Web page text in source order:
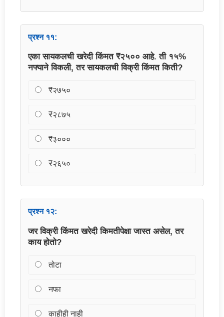
प्रश्न ११:
एका सायकलची खरेदी किंमत ₹२५०० आहे. ती १५%
नफ्याने विकली, तर सायकलची विक्री किंमत किती?
₹२७५०
₹२८७५
₹३०००
₹२६५०
प्रश्न १२:
जर विक्री किंमत खरेदी किमतीपेक्षा जास्त असेल, तर
काय होतो?
तोटा
नफा
काहीही नाही